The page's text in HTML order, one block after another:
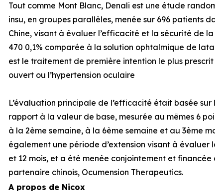
Tout comme Mont Blanc, Denali est une étude
insu, en groupes parallèles, menée sur 696 patients
Chine, visant à évaluer l’efficacité et la sécurité de la
470 0,1% comparée à la solution ophtalmique de
est le traitement de première intention le plus prescrit
ouvert ou l’hypertension oculaire
L’évaluation principale de l’efficacité était basée sur
rapport à la valeur de base, mesurée au mêmes 6
à la 2ème semaine, à la 6ème semaine et au 3ème
également une période d’extension visant à évaluer
et 12 mois, et a été menée conjointement et financée
partenaire chinois, Ocumension Therapeutics.
A propos de Nicox